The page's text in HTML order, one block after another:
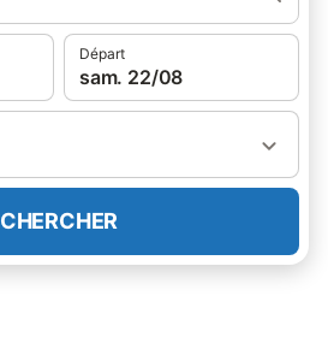
Départ
sam. 22/08
CHERCHER